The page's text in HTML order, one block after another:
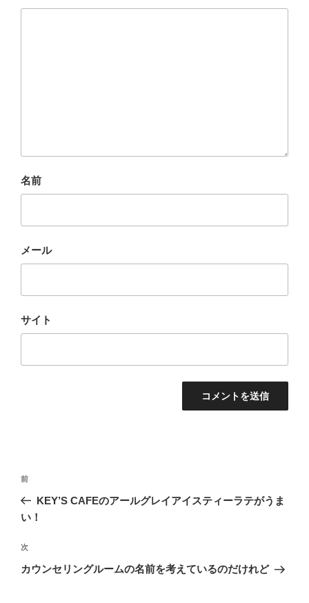
名前
メール
サイト
投
ゲ
ー
前
の
投
前
KEY’S CAFEのアールグレイアイスティーラテがうま
い！
次
の
次
カウンセリングルームの名前を考えているのだけれど